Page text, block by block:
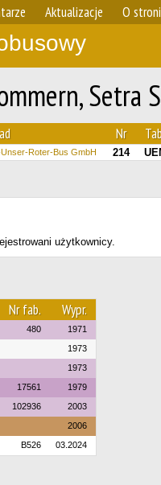
Aktualizacje O
Setra
Nr
Roter-Bus GmbH 214
użytkownicy.
Nr fab. Wypr.
480 1971
1973
1973
17561 1979
102936 2003
2006
B526 03.2024